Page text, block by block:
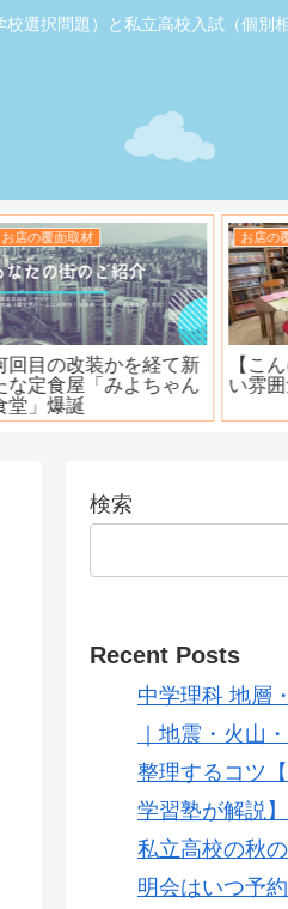
選択問題）と私立高校入試（個別
お店の覆面取材
【ふじみ野】素敵なステ
ーキ！ワンダーステー
キ！
お
ハ
岸
検索
Recent Posts
中学理科 地層
｜地震・火山
整理するコツ
学習塾が解説】
私立高校の秋
明会はいつ予